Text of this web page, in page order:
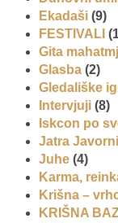
Ekadaši (9)
FESTIVALI
Gita
Glasba (2)
Gledališke
Intervjuji (8)
Iskcon po
Jatra
Juhe (4)
Karma,
Krišna –
KRIŠNA